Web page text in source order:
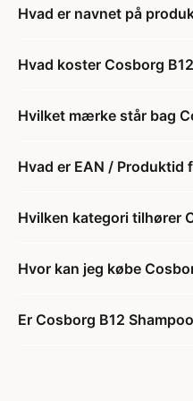
Hvad er navnet på
Hvad koster Cosborg
Hvilket mærke står bag
Hvad er EAN / Produktid
Hvilken kategori tilhører
Hvor kan jeg købe
Er Cosborg B12